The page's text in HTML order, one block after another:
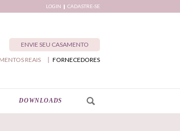
LOGIN CADASTRE-SE
ENVIE SEU CASAMENTO
FORNECEDORES
REAIS
DOWNLOADS